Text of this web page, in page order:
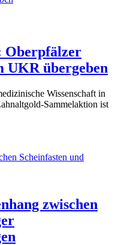
Oberpfälzer
UKR übergeben
Wissenschaft in
Sammelaktion ist
zwischen